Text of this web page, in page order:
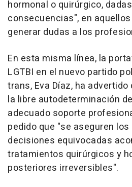
hormonal o quirúrgico,
consecuencias", en
generar dudas a los
En esta misma línea, la
LGTBI en el nuevo partido
trans, Eva Díaz, ha
la libre autodeterminación
adecuado soporte
pedido que "se aseguren
decisiones equivocadas
tratamientos quirúrgicos y
posteriores irreversibles".